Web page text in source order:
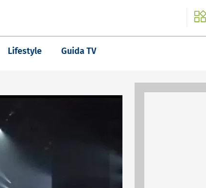
Lifestyle Guida TV